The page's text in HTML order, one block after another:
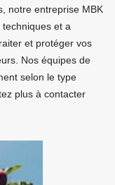
notre entreprise MBK
et a
et protéger vos
Nos équipes de
selon le type
plus à contacter